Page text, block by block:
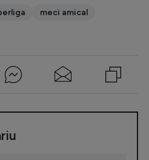
meci amical